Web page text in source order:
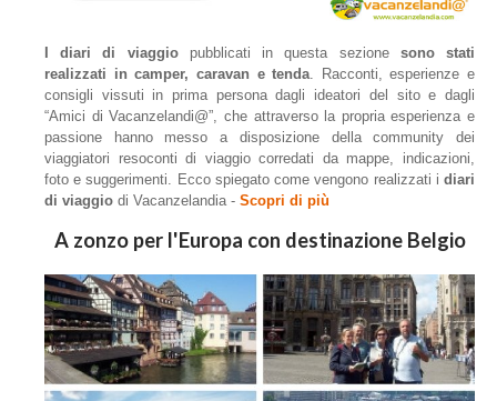
I diari di viaggiopubblicati in questa sezione sono stati
realizzati in camper, caravan e tenda. Racconti, esperienze e
consigli vissuti in prima persona dagli ideatori del sito e dagli
“Amici di Vacanzelandi@”, che attraverso la propria esperienza e
passione hanno messo a disposizione della community dei
viaggiatori resoconti di viaggio corredati da mappe, indicazioni,
foto e suggerimenti. Ecco spiegato come vengono realizzati i diari
di viaggio di Vacanzelandia - Scopri di più
A zonzo per l'Europa con destinazione Belgio